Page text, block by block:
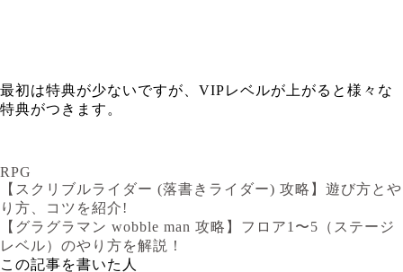
最初は特典が少ないですが、VIPレベルが上がると様々な
特典がつきます。
RPG
【スクリブルライダー (落書きライダー) 攻略】遊び方とや
り方、コツを紹介!
【グラグラマン wobble man 攻略】フロア1〜5（ステージ
レベル）のやり方を解説！
この記事を書いた人